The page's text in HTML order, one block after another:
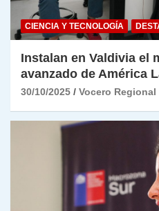
CIENCIA Y TECNOLOGÍA
Instalan en Valdivia el
avanzado de América
30/10/2025 Vocero Regional